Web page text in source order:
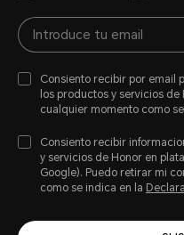
Consiento recibir por email
los productos y servicios
cualquier momento como
Consiento recibir
y servicios de Honor en
Google). Puedo retirar mi
como se indica en la